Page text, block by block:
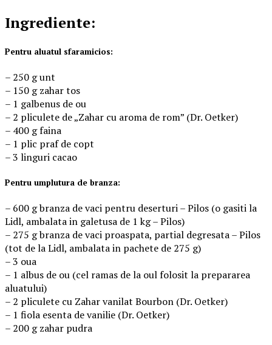
Ingrediente:
Pentru aluatul sfaramicios:
– 250 g unt
– 150 g zahar tos
– 1 galbenus de ou
– 2 pliculete de „Zahar cu aroma de rom” (Dr. Oetker)
– 400 g faina
– 1 plic praf de copt
– 3 linguri cacao
Pentru umplutura de branza:
– 600 g branza de vaci pentru deserturi – Pilos (o gasiti la
Lidl, ambalata in galetusa de 1 kg – Pilos)
– 275 g branza de vaci proaspata, partial degresata – Pilos
(tot de la Lidl, ambalata in pachete de 275 g)
– 3 oua
– 1 albus de ou (cel ramas de la oul folosit la prepararea
aluatului)
– 2 pliculete cu Zahar vanilat Bourbon (Dr. Oetker)
– 1 fiola esenta de vanilie (Dr. Oetker)
– 200 g zahar pudra